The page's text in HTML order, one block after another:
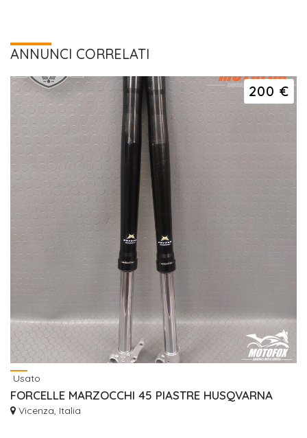
ANNUNCI CORRELATI
200 €
Usato
FORCELLE MARZOCCHI 45 PIASTRE HUSQVARNA
Vicenza, Italia